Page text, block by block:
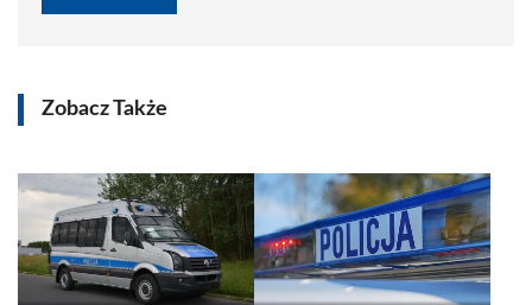
Zobacz Także